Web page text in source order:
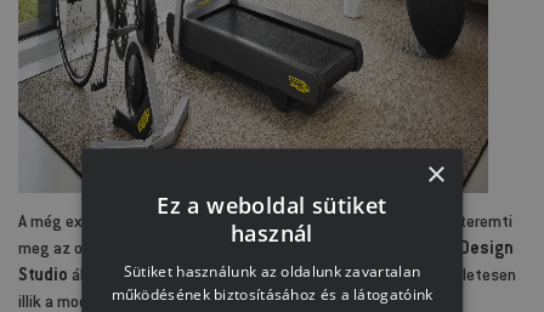
A még exkluzívabb élményre vágyók számára a
teremti
meg az otthoni edzés páratlan élményét. Az
Antonio Citterio Design
Studio által tervezett megoldás exkluzív megjelenésével tökéletesen
illik a modern otthonokba.
×
Ez a weboldal sütiket
használ
Sütiket használunk az oldalunk zavartalan
működésének biztosításához és a látogatóink